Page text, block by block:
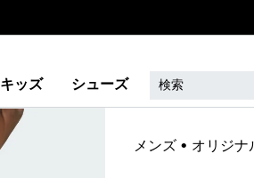
キッズ シューズ
メンズ • オリジナ